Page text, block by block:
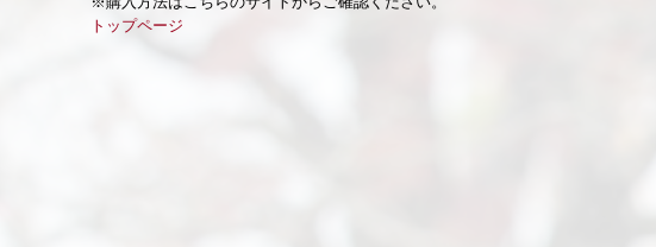
トップページ